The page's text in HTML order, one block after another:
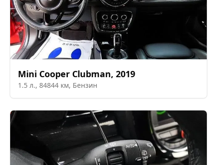
Mini Cooper Clubman, 2019
1.5 л., 84844 км, Бензин